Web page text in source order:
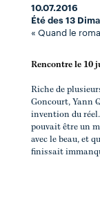
10.07.2016
Été des 13
« Quand le
Rencontre le 10
Riche de
Goncourt, Yann
invention du
pouvait être un
avec le beau, et
finissait